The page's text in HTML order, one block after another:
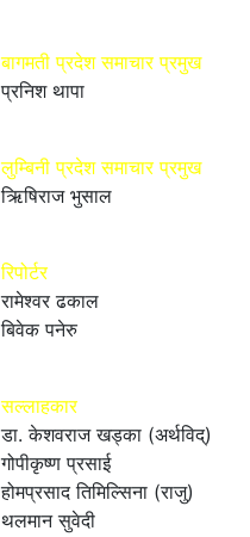
बागमती प्रदेश समाचार प्रमुख
प्रनिश थापा
लुम्बिनी प्रदेश समाचार प्रमुख
ऋिषिराज भुसाल
रिपोर्टर
रामेश्वर ढकाल
बिवेक पनेरु
सल्लाहकार
डा. केशवराज खड्का (अर्थविद्)
गोपीकृष्ण प्रसाई
होमप्रसाद तिमिल्सिना (राजु)
थलमान सुवेदी